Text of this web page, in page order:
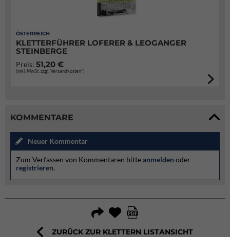
ÖSTERREICH
KLETTERFÜHRER LOFERER & LEOGANGER
STEINBERGE
Preis: 51,20 €
(inkl. MwSt. zzgl. Versandkosten*)
KOMMENTARE
Neuer Kommentar
Zum Verfassen von Kommentaren bitteanmelden oder
registrieren.
ZURÜCK ZUR KLETTERN LISTANSICHT